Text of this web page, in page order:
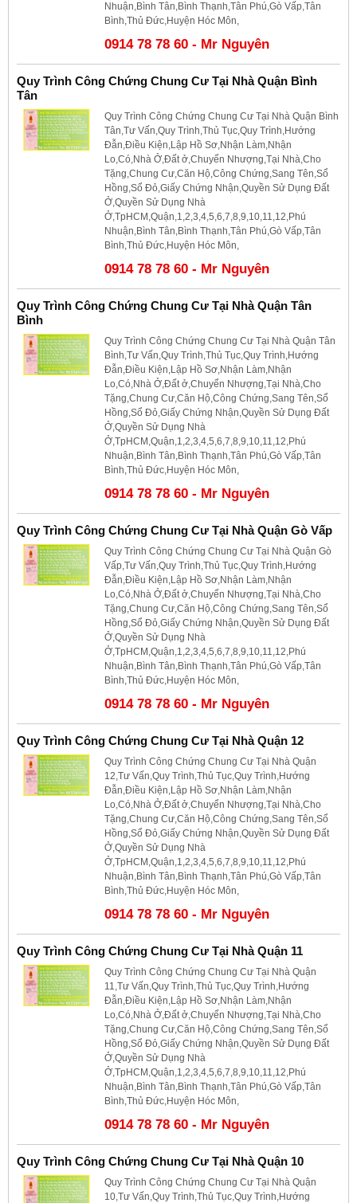
Nhuận,Bình Tân,Bình Thạnh,Tân Phú,Gò Vấp,Tân
Bình,Thủ Đức,Huyện Hóc Môn,
0914 78 78 60 - Mr Nguyên
Quy Trình Công Chứng Chung Cư Tại Nhà Quận Bình
Tân
Quy Trình Công Chứng Chung Cư Tại Nhà Quận Bình
Tân,Tư Vấn,Quy Trình,Thủ Tục,Quy Trình,Hướng
Đẫn,Điều Kiện,Lập Hồ Sơ,Nhận Làm,Nhận
Lo,Có,Nhà Ở,Đất ở,Chuyển Nhượng,Tại Nhà,Cho
Tặng,Chung Cư,Căn Hộ,Công Chứng,Sang Tên,Sổ
Hồng,Sổ Đỏ,Giấy Chứng Nhận,Quyền Sử Dụng Đất
Ở,Quyền Sử Dụng Nhà
Ở,TpHCM,Quận,1,2,3,4,5,6,7,8,9,10,11,12,Phú
Nhuận,Bình Tân,Bình Thạnh,Tân Phú,Gò Vấp,Tân
Bình,Thủ Đức,Huyện Hóc Môn,
0914 78 78 60 - Mr Nguyên
Quy Trình Công Chứng Chung Cư Tại Nhà Quận Tân
Bình
Quy Trình Công Chứng Chung Cư Tại Nhà Quận Tân
Bình,Tư Vấn,Quy Trình,Thủ Tục,Quy Trình,Hướng
Đẫn,Điều Kiện,Lập Hồ Sơ,Nhận Làm,Nhận
Lo,Có,Nhà Ở,Đất ở,Chuyển Nhượng,Tại Nhà,Cho
Tặng,Chung Cư,Căn Hộ,Công Chứng,Sang Tên,Sổ
Hồng,Sổ Đỏ,Giấy Chứng Nhận,Quyền Sử Dụng Đất
Ở,Quyền Sử Dụng Nhà
Ở,TpHCM,Quận,1,2,3,4,5,6,7,8,9,10,11,12,Phú
Nhuận,Bình Tân,Bình Thạnh,Tân Phú,Gò Vấp,Tân
Bình,Thủ Đức,Huyện Hóc Môn,
0914 78 78 60 - Mr Nguyên
Quy Trình Công Chứng Chung Cư Tại Nhà Quận Gò Vấp
Quy Trình Công Chứng Chung Cư Tại Nhà Quận Gò
Vấp,Tư Vấn,Quy Trình,Thủ Tục,Quy Trình,Hướng
Đẫn,Điều Kiện,Lập Hồ Sơ,Nhận Làm,Nhận
Lo,Có,Nhà Ở,Đất ở,Chuyển Nhượng,Tại Nhà,Cho
Tặng,Chung Cư,Căn Hộ,Công Chứng,Sang Tên,Sổ
Hồng,Sổ Đỏ,Giấy Chứng Nhận,Quyền Sử Dụng Đất
Ở,Quyền Sử Dụng Nhà
Ở,TpHCM,Quận,1,2,3,4,5,6,7,8,9,10,11,12,Phú
Nhuận,Bình Tân,Bình Thạnh,Tân Phú,Gò Vấp,Tân
Bình,Thủ Đức,Huyện Hóc Môn,
0914 78 78 60 - Mr Nguyên
Quy Trình Công Chứng Chung Cư Tại Nhà Quận 12
Quy Trình Công Chứng Chung Cư Tại Nhà Quận
12,Tư Vấn,Quy Trình,Thủ Tục,Quy Trình,Hướng
Đẫn,Điều Kiện,Lập Hồ Sơ,Nhận Làm,Nhận
Lo,Có,Nhà Ở,Đất ở,Chuyển Nhượng,Tại Nhà,Cho
Tặng,Chung Cư,Căn Hộ,Công Chứng,Sang Tên,Sổ
Hồng,Sổ Đỏ,Giấy Chứng Nhận,Quyền Sử Dụng Đất
Ở,Quyền Sử Dụng Nhà
Ở,TpHCM,Quận,1,2,3,4,5,6,7,8,9,10,11,12,Phú
Nhuận,Bình Tân,Bình Thạnh,Tân Phú,Gò Vấp,Tân
Bình,Thủ Đức,Huyện Hóc Môn,
0914 78 78 60 - Mr Nguyên
Quy Trình Công Chứng Chung Cư Tại Nhà Quận 11
Quy Trình Công Chứng Chung Cư Tại Nhà Quận
11,Tư Vấn,Quy Trình,Thủ Tục,Quy Trình,Hướng
Đẫn,Điều Kiện,Lập Hồ Sơ,Nhận Làm,Nhận
Lo,Có,Nhà Ở,Đất ở,Chuyển Nhượng,Tại Nhà,Cho
Tặng,Chung Cư,Căn Hộ,Công Chứng,Sang Tên,Sổ
Hồng,Sổ Đỏ,Giấy Chứng Nhận,Quyền Sử Dụng Đất
Ở,Quyền Sử Dụng Nhà
Ở,TpHCM,Quận,1,2,3,4,5,6,7,8,9,10,11,12,Phú
Nhuận,Bình Tân,Bình Thạnh,Tân Phú,Gò Vấp,Tân
Bình,Thủ Đức,Huyện Hóc Môn,
0914 78 78 60 - Mr Nguyên
Quy Trình Công Chứng Chung Cư Tại Nhà Quận 10
Quy Trình Công Chứng Chung Cư Tại Nhà Quận
10,Tư Vấn,Quy Trình,Thủ Tục,Quy Trình,Hướng